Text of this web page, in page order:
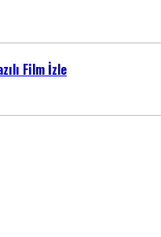
Film İzle